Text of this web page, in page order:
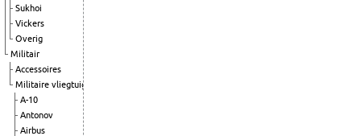
Sukhoi
Vickers
Overig
Militair
Accessoires
Militaire vliegtuigen
A-10
Antonov
Airbus